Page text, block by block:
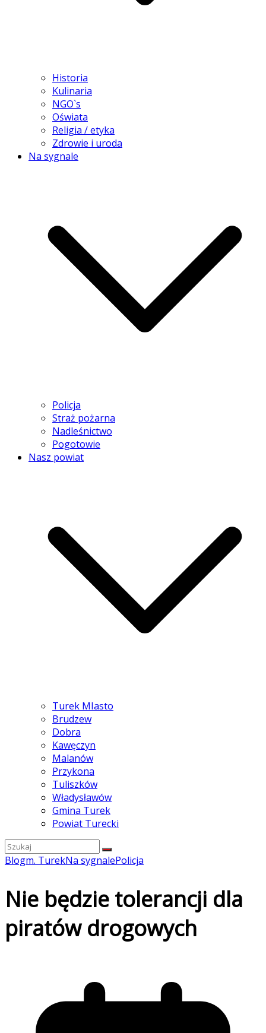
Historia
Kulinaria
NGO`s
Oświata
Religia / etyka
Zdrowie i uroda
Na sygnale
Policja
Straż pożarna
Nadleśnictwo
Pogotowie
Nasz powiat
Turek MIasto
Brudzew
Dobra
Kawęczyn
Malanów
Przykona
Tuliszków
Władysławów
Gmina Turek
Powiat Turecki
Blogm. TurekNa sygnalePolicja
Nie będzie tolerancji dla
piratów drogowych